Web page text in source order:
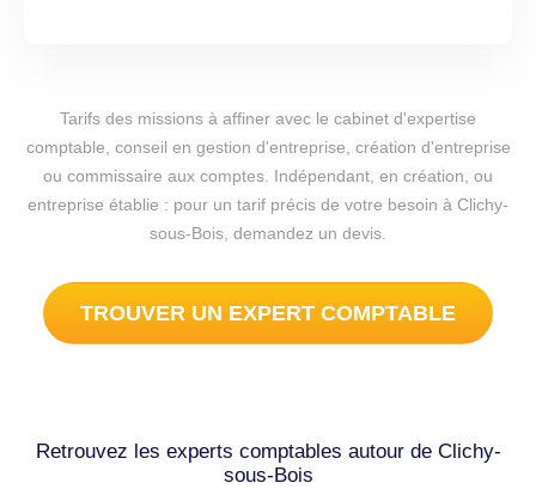
Tarifs des missions à affiner avec le cabinet d'expertise
comptable, conseil en gestion d'entreprise, création d'entreprise
ou commissaire aux comptes. Indépendant, en création, ou
entreprise établie : pour un tarif précis de votre besoin à Clichy-
sous-Bois, demandez un devis.
TROUVER UN EXPERT COMPTABLE
Retrouvez les experts comptables autour de Clichy-
sous-Bois